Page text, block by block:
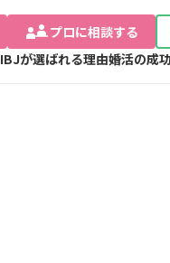
プロに相談する
IBJが選ばれる理由婚活の成